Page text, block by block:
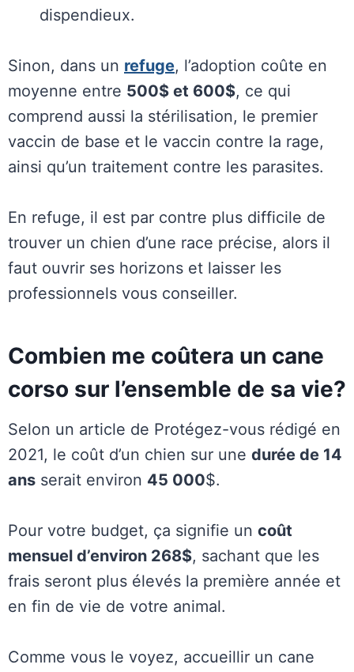
dispendieux.
Sinon, dans un refuge, l’adoption coûte en
moyenne entre 500$ et 600$, ce qui
comprend aussi la stérilisation, le premier
vaccin de base et le vaccin contre la rage,
ainsi qu’un traitement contre les parasites.
En refuge, il est par contre plus difficile de
trouver un chien d’une race précise, alors il
faut ouvrir ses horizons et laisser les
professionnels vous conseiller.
Combien me coûtera un cane
corso sur l’ensemble de sa vie?
Selon un article de Protégez-vous rédigé en
2021, le coût d’un chien sur une durée de 14
ans serait environ 45 000$.
Pour votre budget, ça signifie un coût
mensuel d’environ 268$, sachant que les
frais seront plus élevés la première année et
en fin de vie de votre animal.
Comme vous le voyez, accueillir un cane